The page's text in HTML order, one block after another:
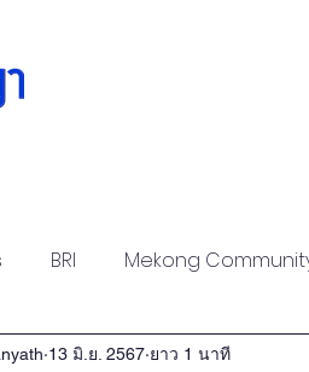
BRI Mekong
Think Tank Forum
13 มิ.ย. 2567 ยาว 1 นาที